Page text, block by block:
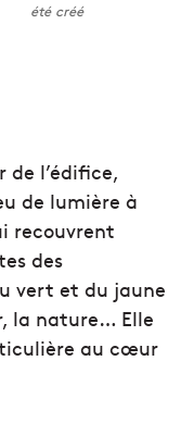
été créé
de l’édifice,
de lumière à
recouvrent
des
vert et du jaune
la nature… Elle
au cœur